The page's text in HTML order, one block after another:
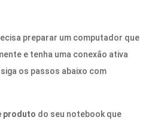
preparar um computador que
e tenha uma conexão ativa
os passos abaixo com
produto do seu notebook que